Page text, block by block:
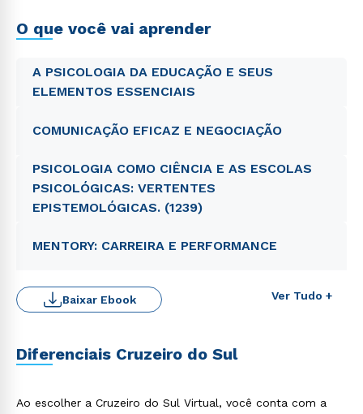
O que você vai aprender
A PSICOLOGIA DA EDUCAÇÃO E SEUS
ELEMENTOS ESSENCIAIS
COMUNICAÇÃO EFICAZ E NEGOCIAÇÃO
PSICOLOGIA COMO CIÊNCIA E AS ESCOLAS
PSICOLÓGICAS: VERTENTES
EPISTEMOLÓGICAS. (1239)
MENTORY: CARREIRA E PERFORMANCE
Ver Tudo +
Baixar Ebook
Diferenciais Cruzeiro do Sul
Ao escolher a Cruzeiro do Sul Virtual, você conta com a